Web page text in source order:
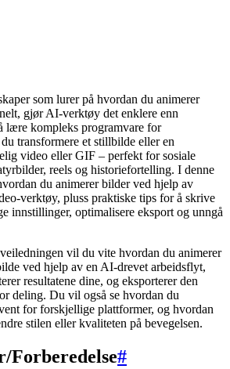
som lurer på hvordan du animerer
gjør AI-verktøy det enklere enn
lære kompleks programvare for
transformere et stillbilde eller en
video eller GIF – perfekt for sosiale
reels og historiefortelling. I denne
du animerer bilder ved hjelp av
verktøy, pluss praktiske tips for å skrive
innstillinger, optimalisere eksport og unngå
vil du vite hvordan du animerer
ved hjelp av en AI-drevet arbeidsflyt,
resultatene dine, og eksporterer den
deling. Du vil også se hvordan du
for forskjellige plattformer, og hvordan
stilen eller kvaliteten på bevegelsen.
Forberedelse#